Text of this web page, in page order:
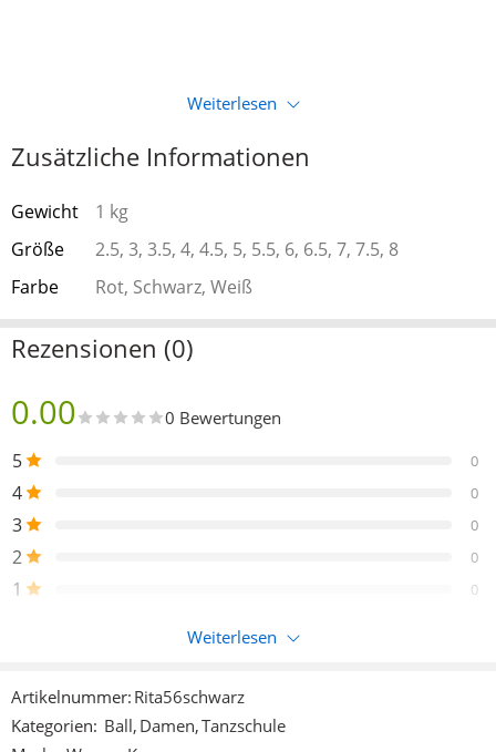
Weiterlesen
Zusätzliche Informationen
Gewicht
1 kg
Größe
2.5, 3, 3.5, 4, 4.5, 5, 5.5, 6, 6.5, 7, 7.5, 8
Farbe
Rot, Schwarz, Weiß
Rezensionen (0)
0.00 0 Bewertungen
5 0
4 0
3 0
2 0
1 0
Nur eingeloggte Kunden, die dieses Produkt gekauft haben,
Rezensionen
Weiterlesen
Artikelnummer: Rita56schwarz
Kategorien: Ball, Damen,Tanzschule